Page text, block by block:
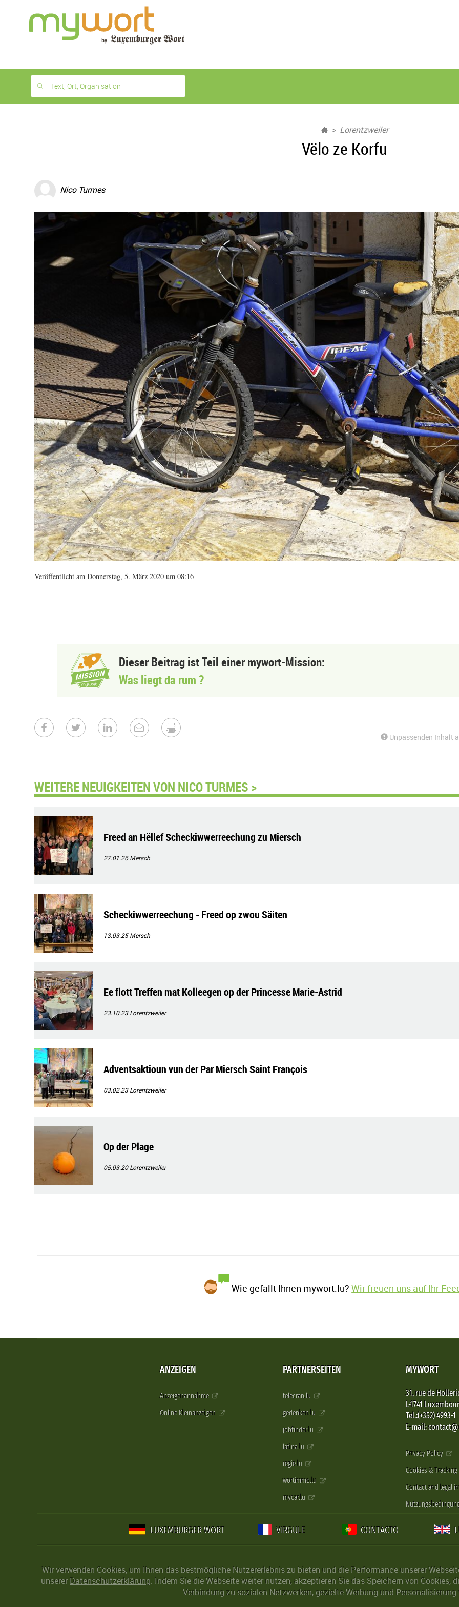
month
free
Text, Ort, Organisation
Lorentzweiler
Vëlo ze Korfu
Nico Turmes
Veröffentlicht am Donnerstag, 5. März 2020 um 08:16
Dieser Beitrag ist Teil einer mywort-Mission:
Was liegt da rum ?
Unpassenden Inhalt
WEITERE NEUIGKEITEN VON NICO TURMES >
Freed an Hëllef Scheckiwwerreechung zu Miersch
27.01.26Mersch
Scheckiwwerreechung - Freed op zwou Säiten
13.03.25Mersch
Ee flott Treffen mat Kolleegen op der Princesse Marie-Astrid
23.10.23Lorentzweiler
Adventsaktioun vun der Par Miersch Saint François
03.02.23Lorentzweiler
Op der Plage
05.03.20Lorentzweiler
Wie gefällt Ihnen mywort.lu?Wir freuen uns auf Ihr
ANZEIGEN
Anzeigenannahme
Online Kleinanzeigen
PARTNERSEITEN
telecran.lu
gedenken.lu
jobfinder.lu
latina.lu
regie.lu
wortimmo.lu
mycar.lu
MYWORT
31, rue de
L-1741
Tel.:(+352) 4993-1
E-mail:
Privacy Policy
Cookies & Tracking
Contact and legal
LUXEMBURGER WORT VIRGULE CONTACTO
Wir verwenden Cookies, um Ihnen das bestmögliche Nutzererlebnis zu bieten und die Performance unserer
unserer Datenschutzerklärung. Indem Sie die Webseite weiter nutzen, akzeptieren Sie das Speichern von
Verbindung zu sozialen Netzwerken, gezielte Werbung und